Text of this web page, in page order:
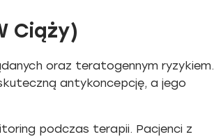
Ciąży)
oraz teratogennym ryzykiem.
antykoncepcję, a jego
podczas terapii. Pacjenci z